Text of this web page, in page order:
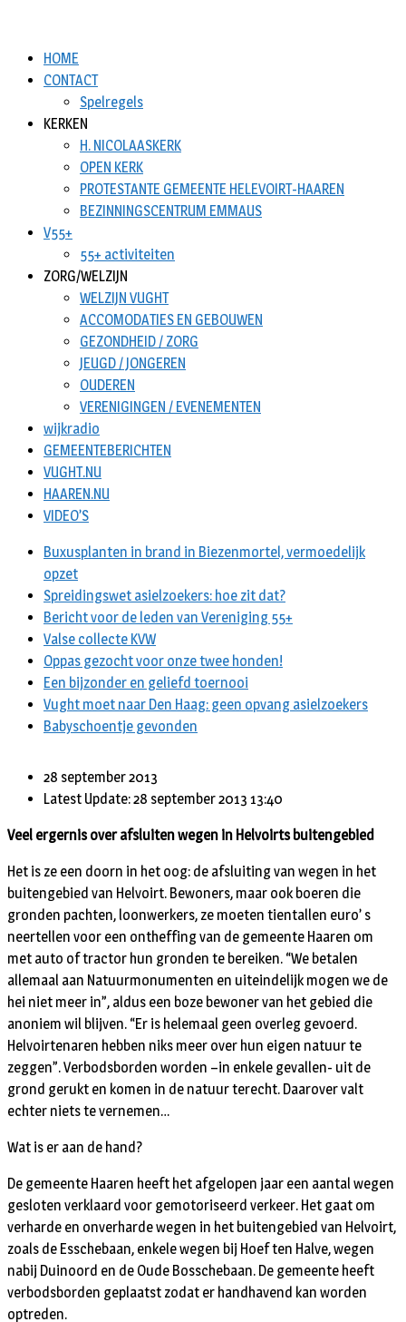
HOME
CONTACT
Spelregels
KERKEN
H. NICOLAASKERK
OPEN KERK
PROTESTANTE GEMEENTE HELEVOIRT-HAAREN
BEZINNINGSCENTRUM EMMAUS
V55+
55+ activiteiten
ZORG/WELZIJN
WELZIJN VUGHT
ACCOMODATIES EN GEBOUWEN
GEZONDHEID / ZORG
JEUGD / JONGEREN
OUDEREN
VERENIGINGEN / EVENEMENTEN
wijkradio
GEMEENTEBERICHTEN
VUGHT.NU
HAAREN.NU
VIDEO’S
Buxusplanten in brand in Biezenmortel, vermoedelijk
opzet
Spreidingswet asielzoekers: hoe zit dat?
Bericht voor de leden van Vereniging 55+
Valse collecte KVW
Oppas gezocht voor onze twee honden!
Een bijzonder en geliefd toernooi
Vught moet naar Den Haag: geen opvang asielzoekers
Babyschoentje gevonden
28 september 2013
Latest Update: 28 september 2013 13:40
Veel ergernis over afsluiten wegen in Helvoirts buitengebied
Het is ze een doorn in het oog: de afsluiting van wegen in het
buitengebied van Helvoirt. Bewoners, maar ook boeren die
gronden pachten, loonwerkers, ze moeten tientallen euro’ s
neertellen voor een ontheffing van de gemeente Haaren om
met auto of tractor hun gronden te bereiken. “We betalen
allemaal aan Natuurmonumenten en uiteindelijk mogen we de
hei niet meer in”, aldus een boze bewoner van het gebied die
anoniem wil blijven. “Er is helemaal geen overleg gevoerd.
Helvoirtenaren hebben niks meer over hun eigen natuur te
zeggen”. Verbodsborden worden –in enkele gevallen- uit de
grond gerukt en komen in de natuur terecht. Daarover valt
echter niets te vernemen…
Wat is er aan de hand?
De gemeente Haaren heeft het afgelopen jaar een aantal wegen
gesloten verklaard voor gemotoriseerd verkeer. Het gaat om
verharde en onverharde wegen in het buitengebied van Helvoirt,
zoals de Esschebaan, enkele wegen bij Hoef ten Halve, wegen
nabij Duinoord en de Oude Bosschebaan. De gemeente heeft
verbodsborden geplaatst zodat er handhavend kan worden
optreden.